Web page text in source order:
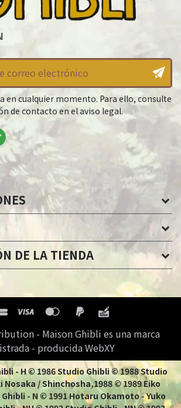
en cualquier momento. Para ello, consulte
de contacto en el aviso legal.
DE LA TIENDA
- Maison Ghibli es una marca
- producida WebXY
- H © 1986 Studio Ghibli © 1988 Studio
Nosaka / Shinchosha,1988 © 1989 Eiko
- N © 1991 Hotaru Okamoto - Yuko